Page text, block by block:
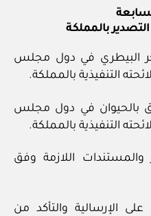
بالمملكة
البيطري في دول مجلس
التنفيذية بالمملكة.
بالحيوان في دول مجلس
التنفيذية بالمملكة.
اللازمة وفق
الإرسالية والتأكد من